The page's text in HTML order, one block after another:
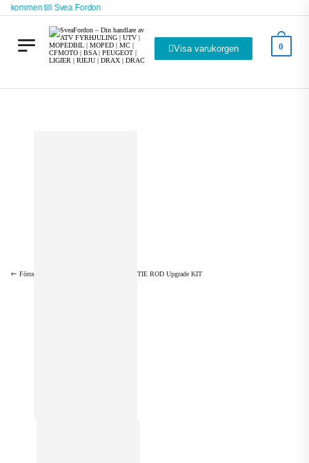
till Svea Fordon
Visa varukorgen 0
Förra TIE ROD Upgrade KIT